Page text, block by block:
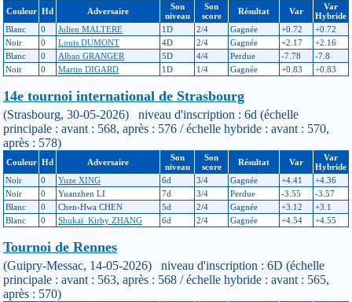
Couleur Hd Adversaire
Son
niveau
Son
score
Résultat Var
Var
Hybride
Blanc
0 Julien MALTERE 1D 2/4 Gagnée +0.72
+0.72
Noir
0 Louis DUMONT 4D 2/4 Gagnée +2.17
+2.16
Blanc
0 Alban GRANGER 5D 4/4 Perdue -7.78
-7.8
Noir
0 Martin DIGARD 1D 1/4 Gagnée +0.83 +0.83
14e tournoi international de Strasbourg
(Strasbourg, 30-05-2026) niveau d'inscription : 6d (échelle
principale : avant : 568, après : 576 / échelle hybride : avant : 570,
après : 578)
Couleur Hd Adversaire
Son
niveau
Son
score
Résultat Var
Var
Hybride
Noir
0 Yuze XING 6d 3/4 Gagnée +4.41
+4.36
Noir
0 Yuanzhen LI 7d 3/4 Perdue -3.55
-3.57
Blanc
0 Chen-Hwa CHEN 5d 2/4 Gagnée +3.12
+3.1
Blanc
0 Shukai_Kirby ZHANG 6d 2/4 Gagnée +4.54 +4.55
Tournoi de Rennes
(Guipry-Messac, 14-05-2026) niveau d'inscription : 6D (échelle
principale : avant : 563, après : 568 / échelle hybride : avant : 565,
après : 570)